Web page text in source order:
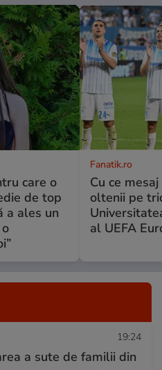
care o
de top
a ales un
Fanatik.ro
Cu ce
oltenii pe
al UEFA
19:24
a sute de familii din